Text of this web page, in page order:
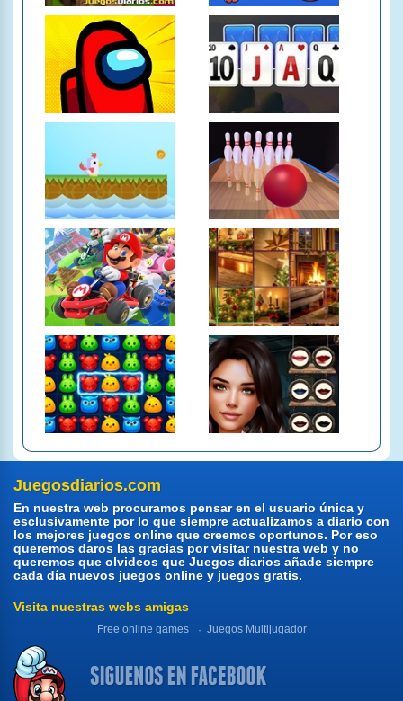
Juegosdiarios.com
En nuestra web procuramos pensar en el usuario única y
esclusivamente por lo que siempre actualizamos a diario con
los mejores juegos online que creemos oportunos. Por eso
queremos daros las gracias por visitar nuestra web y no
queremos que olvideos que Juegos diarios añade siempre
cada día nuevos juegos online y juegos gratis.
Visita nuestras webs amigas
Free online games Juegos Multijugador